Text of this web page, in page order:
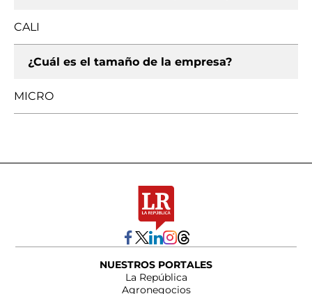
CALI
¿Cuál es el tamaño de la empresa?
MICRO
NUESTROS PORTALES
La República
Agronegocios